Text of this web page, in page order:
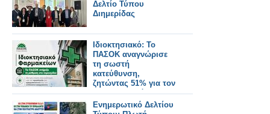
Δελτίο Τύπου
Διημερίδας
Ιδιοκτησιακό: Το
ΠΑΣΟΚ αναγνώρισε
τη σωστή
κατεύθυνση,
ζητώντας 51% για τον
φαρμακοποιό
Ενημερωτικό Δελτίου